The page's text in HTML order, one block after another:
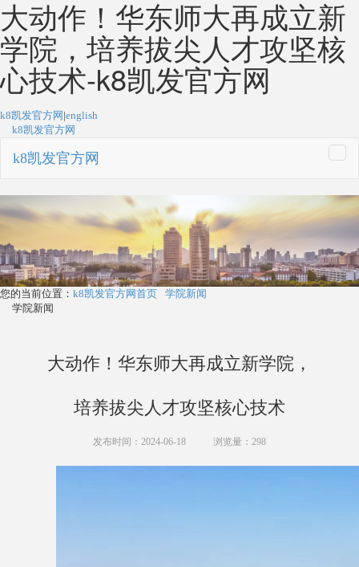
大动作！华东师大再成立新
学院，培养拔尖人才攻坚核
心技术-k8凯发官方网
k8凯发官方网 |english
k8凯发官方网
k8凯发官方网
您的当前位置： k8凯发官方网首页
学院新闻
学院新闻
大动作！华东师大再成立新学院，
培养拔尖人才攻坚核心技术
发布时间：2024-06-18 浏览量： 298